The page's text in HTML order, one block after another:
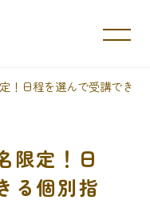
！日程を選んで受講でき
限定！日
る個別指